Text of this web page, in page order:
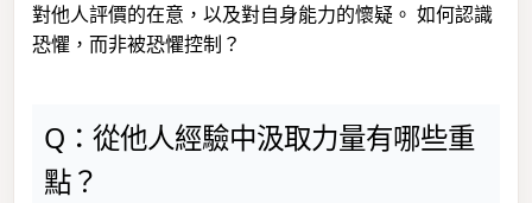
對他人評價的在意，以及對自身能力的懷疑。 如何認識
恐懼，而非被恐懼控制？
Q：從他人經驗中汲取力量有哪些重
點？